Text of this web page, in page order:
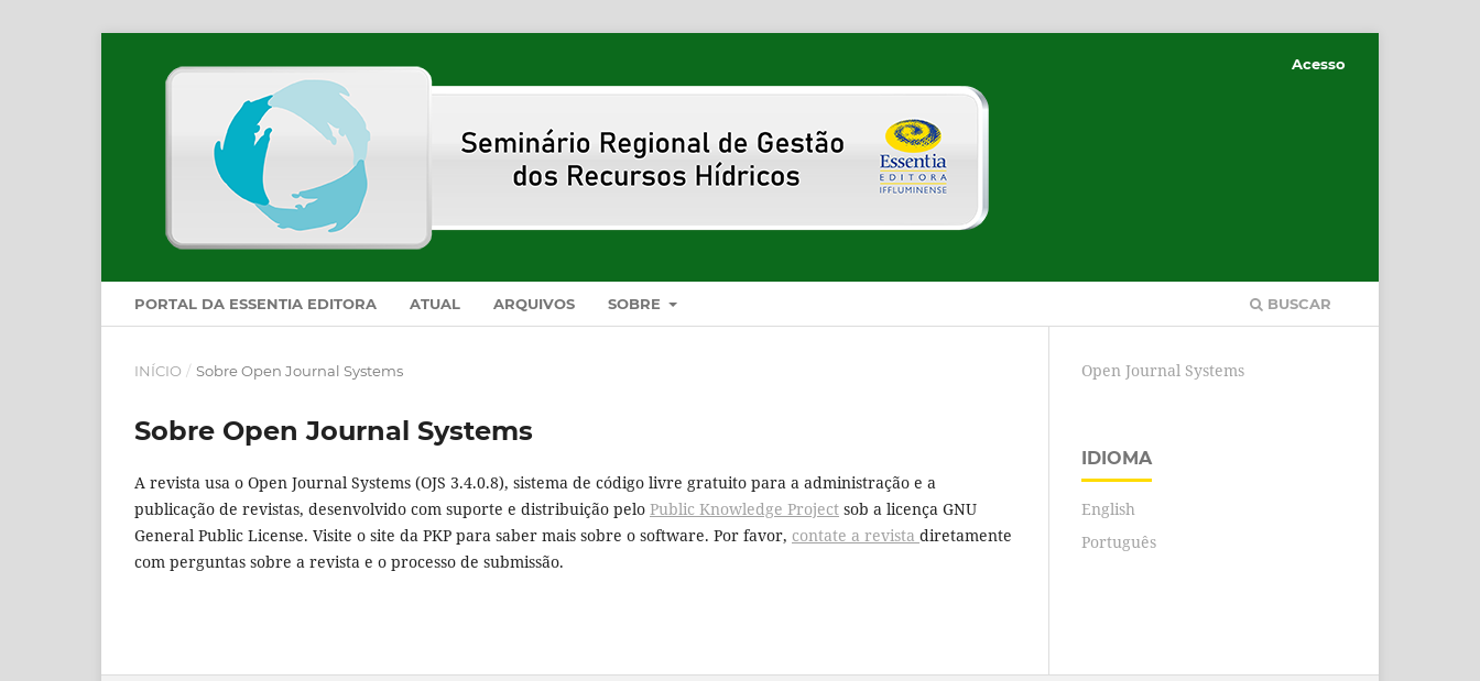
PORTAL DA ESSENTIA EDITORA ATUAL ARQUIVOS SOBRE BUSCAR
Acesso
INÍCIO / Sobre Open Journal Systems
Sobre Open Journal Systems
A revista usa o Open Journal Systems (OJS 3.4.0.8), sistema de código livre gratuito para a administração e a
publicação de revistas, desenvolvido com suporte e distribuição pelo Public Knowledge Project sob a licença GNU
General Public License. Visite o site da PKP para saber mais sobre o software. Por favor, contate a revista diretamente
com perguntas sobre a revista e o processo de submissão.
Open Journal Systems
IDIOMA
English
Português